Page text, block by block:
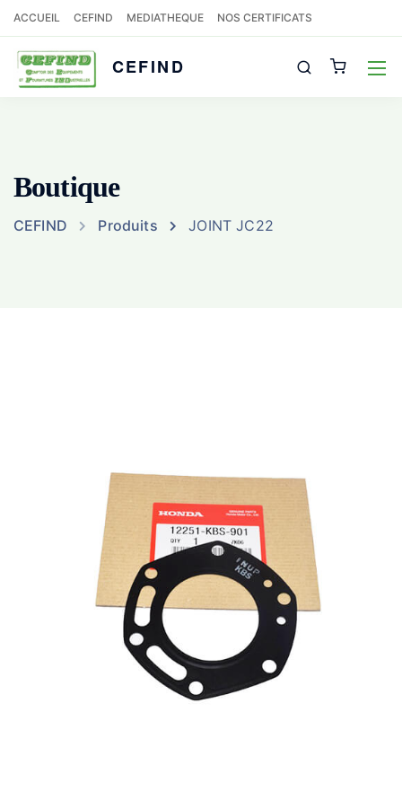
ACCUEIL CEFIND MEDIATHEQUE NOS CERTIFICATS
CEFIND
Boutique
CEFIND Produits JOINT JC22